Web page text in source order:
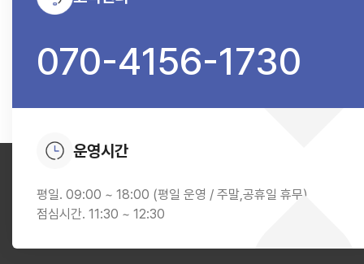
070-4156-1730
운영시간
평일. 09:00 ~ 18:00 (평일 운영 / 주말,공휴일 휴무)
점심시간. 11:30 ~ 12:30